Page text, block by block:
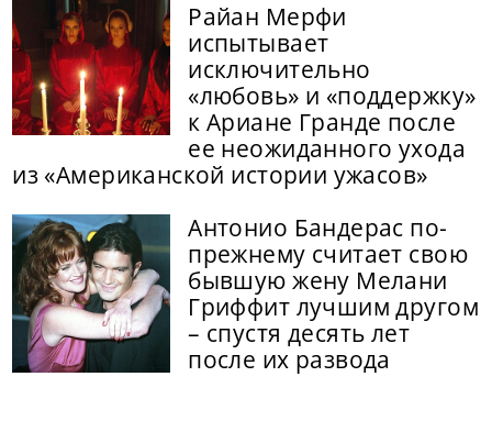
Райан Мерфи
испытывает
исключительно
«любовь» и «поддержку»
к Ариане Гранде после
ее неожиданного ухода
из «Американской истории ужасов»
Антонио Бандерас по-
прежнему считает свою
бывшую жену Мелани
Гриффит лучшим другом
– спустя десять лет
после их развода